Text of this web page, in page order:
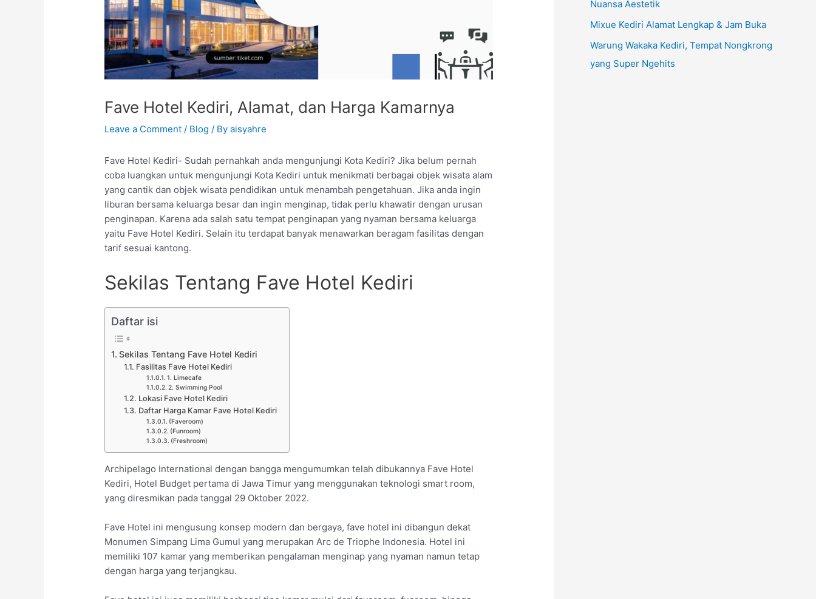
Fave Hotel Kediri, Alamat, dan Harga Kamarnya
Leave a Comment / Blog / Byaisyahre
Fave Hotel Kediri- Sudah pernahkah anda mengunjungi Kota Kediri? Jika belum pernah
coba luangkan untuk mengunjungi Kota Kediri untuk menikmati berbagai objek wisata alam
yang cantik dan objek wisata pendidikan untuk menambah pengetahuan. Jika anda ingin
liburan bersama keluarga besar dan ingin menginap, tidak perlu khawatir dengan urusan
penginapan. Karena ada salah satu tempat penginapan yang nyaman bersama keluarga
yaitu Fave Hotel Kediri. Selain itu terdapat banyak menawarkan beragam fasilitas dengan
tarif sesuai kantong.
Sekilas Tentang Fave Hotel Kediri
Daftar isi
Sekilas Tentang Fave Hotel Kediri
Fasilitas Fave Hotel Kediri
1. Limecafe
2. Swimming Pool
Lokasi Fave Hotel Kediri
Daftar Harga Kamar Fave Hotel Kediri
(Faveroom)
(Funroom)
(Freshroom)
Archipelago International dengan bangga mengumumkan telah dibukannya Fave Hotel
Kediri, Hotel Budget pertama di Jawa Timur yang menggunakan teknologi smart room,
yang diresmikan pada tanggal 29 Oktober 2022.
Fave Hotel ini mengusung konsep modern dan bergaya, fave hotel ini dibangun dekat
Monumen Simpang Lima Gumul yang merupakan Arc de Triophe Indonesia. Hotel ini
memiliki 107 kamar yang memberikan pengalaman menginap yang nyaman namun tetap
dengan harga yang terjangkau.
Nuansa Aestetik
Mixue Kediri Alamat Lengkap & Jam Buka
Warung Wakaka Kediri, Tempat Nongkrong
yang Super Ngehits